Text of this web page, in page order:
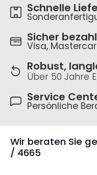
Schnelle
Sicher
Visa,
Robust,
Über 50 Jahre
Service
Persönliche
Wir beraten Sie
/ 4665